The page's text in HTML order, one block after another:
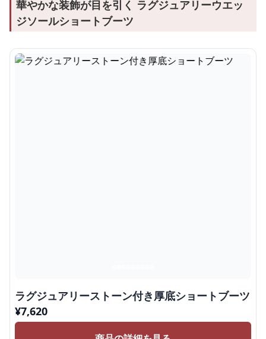
華やかな装飾が目を引く ラグジュアリーウエッ
ジソールショートブーツ
ラグジュアリーストーン付き厚底ショートブーツ
¥7,620